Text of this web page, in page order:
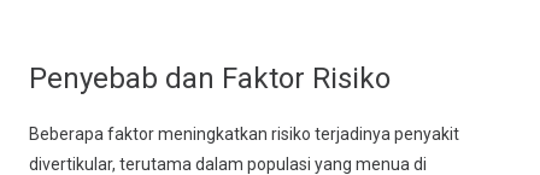
Penyebab dan Faktor Risiko
Beberapa faktor meningkatkan risiko terjadinya penyakit
divertikular, terutama dalam populasi yang menua di